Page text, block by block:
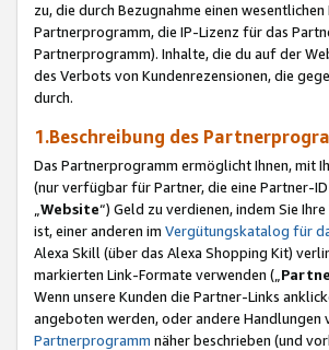
zu, die durch Bezugnahme einen
Partnerprogramm, die IP-Lizenz für das
Partnerprogramm). Inhalte, die du auf der
des Verbots von Kundenrezensionen, die
durch.
1.Beschreibung des
Das Partnerprogramm ermöglicht Ihnen, mit
(nur verfügbar für Partner, die eine Partner-
Website“) Geld zu verdienen, indem Sie
ist, einer anderen im Vergütungskatalog für
Alexa Skill (über das Alexa Shopping Kit)
markierten Link-Formate verwenden („
Wenn unsere Kunden die Partner-Links
angeboten werden, oder andere
Partnerprogramm näher beschrieben (und